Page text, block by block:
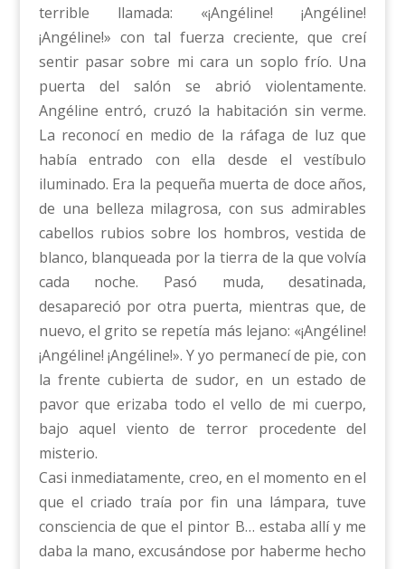
terrible llamada: «¡Angéline! ¡Angéline!
¡Angéline!» con tal fuerza creciente, que creí
sentir pasar sobre mi cara un soplo frío. Una
puerta del salón se abrió violentamente.
Angéline entró, cruzó la habitación sin verme.
La reconocí en medio de la ráfaga de luz que
había entrado con ella desde el vestíbulo
iluminado. Era la pequeña muerta de doce años,
de una belleza milagrosa, con sus admirables
cabellos rubios sobre los hombros, vestida de
blanco, blanqueada por la tierra de la que volvía
cada noche. Pasó muda, desatinada,
desapareció por otra puerta, mientras que, de
nuevo, el grito se repetía más lejano: «¡Angéline!
¡Angéline! ¡Angéline!». Y yo permanecí de pie, con
la frente cubierta de sudor, en un estado de
pavor que erizaba todo el vello de mi cuerpo,
bajo aquel viento de terror procedente del
misterio.
Casi inmediatamente, creo, en el momento en el
que el criado traía por fin una lámpara, tuve
consciencia de que el pintor B… estaba allí y me
daba la mano, excusándose por haberme hecho